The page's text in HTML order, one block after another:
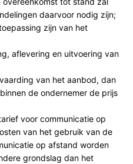
daarvoor nodig zijn;
zijn van het
aflevering en uitvoering van
van het aanbod, dan
de ondernemer de prijs
voor communicatie op
van het gebruik van de
op afstand worden
grondslag dan het